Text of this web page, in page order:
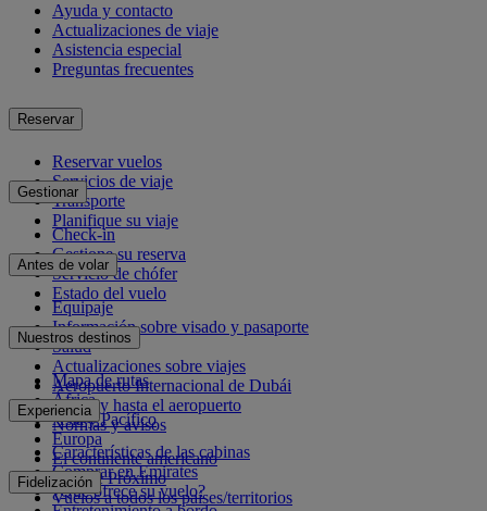
Ayuda y contacto
Actualizaciones de viaje
Asistencia especial
Preguntas frecuentes
Reservar
Reservar vuelos
Servicios de viaje
Transporte
Planifique su viaje
Gestionar
Check-in
Gestione su reserva
Servicio de chófer
Estado del vuelo
Antes de volar
Equipaje
Información sobre visado y pasaporte
Salud
Actualizaciones sobre viajes
Aeropuerto Internacional de Dubái
Desde y hasta el aeropuerto
Normas y avisos
Nuestros destinos
Mapa de rutas
África
Asia y Pacífico
Europa
El continente americano
Oriente Próximo
Vuelos a todos los países/territorios
Experiencia
Características de las cabinas
Comprar en Emirates
¿Qué ofrece su vuelo?
Fidelización